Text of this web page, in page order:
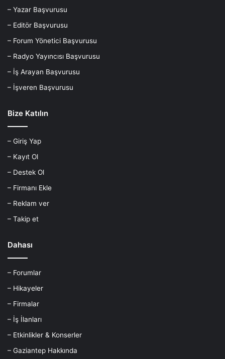
– Yazar Başvurusu
– Editör Başvurusu
– Forum Yönetici Başvurusu
– Radyo Yayıncısı Başvurusu
– İş Arayan Başvurusu
– İşveren Başvurusu
Bize Katılın
– Giriş Yap
– Kayıt Ol
– Destek Ol
– Firmanı Ekle
– Reklam ver
– Takip et
Dahası
– Forumlar
– Hikayeler
– Firmalar
– İş İlanları
– Etkinlikler & Konserler
– Gaziantep Hakkında